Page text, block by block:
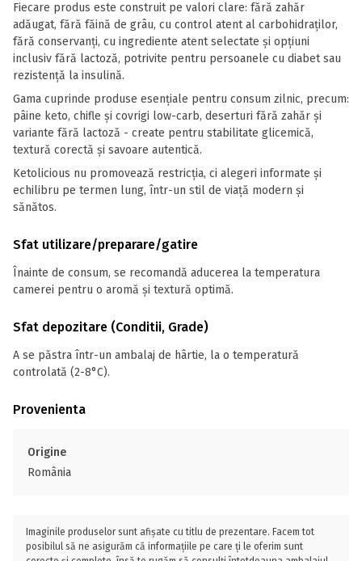
Fiecare produs este construit pe valori clare: fără zahăr
adăugat, fără făină de grâu, cu control atent al carbohidraților,
fără conservanți, cu ingrediente atent selectate și opțiuni
inclusiv fără lactoză, potrivite pentru persoanele cu diabet sau
rezistență la insulină.
Gama cuprinde produse esențiale pentru consum zilnic, precum:
pâine keto, chifle și covrigi low-carb, deserturi fără zahăr și
variante fără lactoză - create pentru stabilitate glicemică,
textură corectă și savoare autentică.
Ketolicious nu promovează restricția, ci alegeri informate și
echilibru pe termen lung, într-un stil de viață modern și
sănătos.
Sfat utilizare/preparare/gatire
Înainte de consum, se recomandă aducerea la temperatura
camerei pentru o aromă și textură optimă.
Sfat depozitare (Conditii, Grade)
A se păstra într-un ambalaj de hârtie, la o temperatură
controlată (2-8°C).
Provenienta
Origine
România
Imaginile produselor sunt afișate cu titlu de prezentare. Facem tot
posibilul să ne asigurăm că informațiile pe care ți le oferim sunt